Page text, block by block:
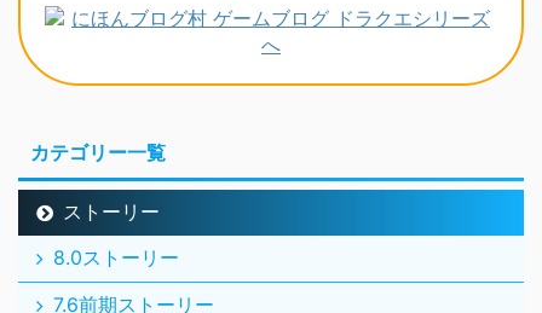
カテゴリー一覧
ストーリー
8.0ストーリー
7.6前期ストーリー